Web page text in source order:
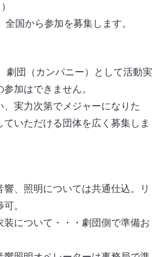
国から参加を募集します。
劇団（カンパニー）として活動実
加はできません。
、実力次第でメジャーになりた
いただける団体を広く募集しま
、照明については共通仕込。リ
。
装について・・・劇団側で準備お